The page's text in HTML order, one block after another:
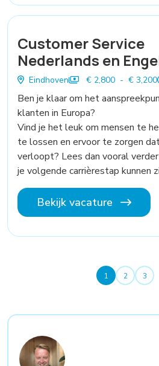
Customer Service
Nederlands en
Eindhoven € 2,800 - € 3,200
Ben je klaar om het
klanten in Europa?
Vind je het leuk om mensen te
te lossen en ervoor te zorgen
verloopt? Lees dan vooral
je volgende carrièrestap kunnen
Bekijk vacature
1 2 3